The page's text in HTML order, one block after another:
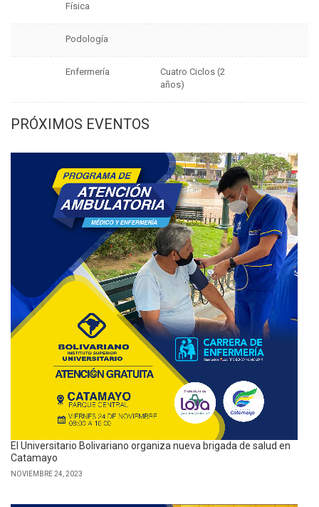
Física
Podología
Enfermería
Cuatro Ciclos (2
años)
PRÓXIMOS EVENTOS
El Universitario Bolivariano organiza nueva brigada de salud en
Catamayo
NOVIEMBRE 24, 2023